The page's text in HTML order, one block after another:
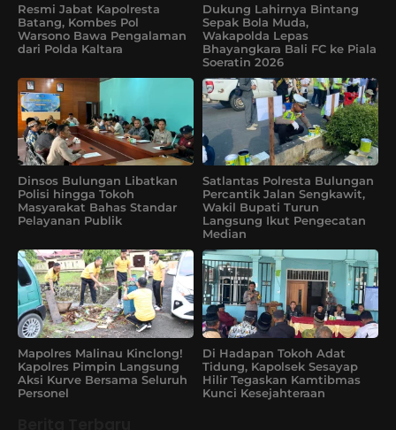
Resmi Jabat Kapolresta
Batang, Kombes Pol
Warsono Bawa Pengalaman
dari Polda Kaltara
Dukung Lahirnya Bintang
Sepak Bola Muda,
Wakapolda Lepas
Bhayangkara Bali FC ke Piala
Soeratin 2026
Dinsos Bulungan Libatkan
Polisi hingga Tokoh
Masyarakat Bahas Standar
Pelayanan Publik
Satlantas Polresta Bulungan
Percantik Jalan Sengkawit,
Wakil Bupati Turun
Langsung Ikut Pengecatan
Median
Mapolres Malinau Kinclong!
Kapolres Pimpin Langsung
Aksi Kurve Bersama Seluruh
Personel
Di Hadapan Tokoh Adat
Tidung, Kapolsek Sesayap
Hilir Tegaskan Kamtibmas
Kunci Kesejahteraan